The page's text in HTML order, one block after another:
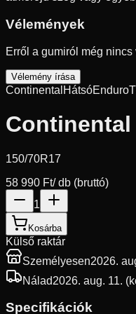
Vélemények
Erről a gumiról még
Vélemény írása
Continental HátsóEnduro
150/70R17
58 990 Ft/ db (bruttó)
1
Kosárba
Külső raktár
Személyesen2026.
Nálad2026. aug. 11.
Specifikációk